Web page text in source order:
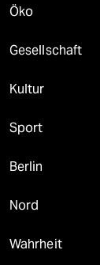
Öko
Gesellschaft
Kultur
Sport
Berlin
Nord
Wahrheit